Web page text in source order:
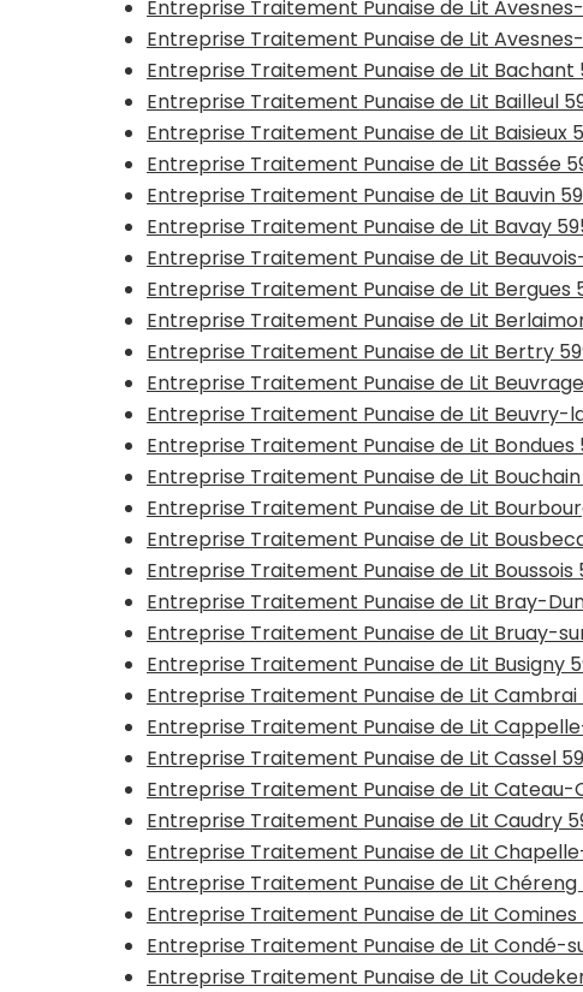
Entreprise Traitement Punaise de Lit
Entreprise Traitement Punaise de Lit
Entreprise Traitement Punaise de Lit Bachant
Entreprise Traitement Punaise de Lit Bailleul
Entreprise Traitement Punaise de Lit Baisieux
Entreprise Traitement Punaise de Lit Bassée
Entreprise Traitement Punaise de Lit Bauvin
Entreprise Traitement Punaise de Lit Bavay
Entreprise Traitement Punaise de Lit
Entreprise Traitement Punaise de Lit Bergues
Entreprise Traitement Punaise de Lit
Entreprise Traitement Punaise de Lit Bertry
Entreprise Traitement Punaise de Lit
Entreprise Traitement Punaise de Lit Beuvry-
Entreprise Traitement Punaise de Lit Bondues
Entreprise Traitement Punaise de Lit Bouchain
Entreprise Traitement Punaise de Lit
Entreprise Traitement Punaise de Lit
Entreprise Traitement Punaise de Lit Boussois
Entreprise Traitement Punaise de Lit Bray-
Entreprise Traitement Punaise de Lit Bruay-
Entreprise Traitement Punaise de Lit Busigny
Entreprise Traitement Punaise de Lit
Entreprise Traitement Punaise de Lit
Entreprise Traitement Punaise de Lit Cassel
Entreprise Traitement Punaise de Lit Cateau-
Entreprise Traitement Punaise de Lit Caudry
Entreprise Traitement Punaise de Lit
Entreprise Traitement Punaise de Lit Chéreng
Entreprise Traitement Punaise de Lit Comines
Entreprise Traitement Punaise de Lit Condé-
Entreprise Traitement Punaise de Lit